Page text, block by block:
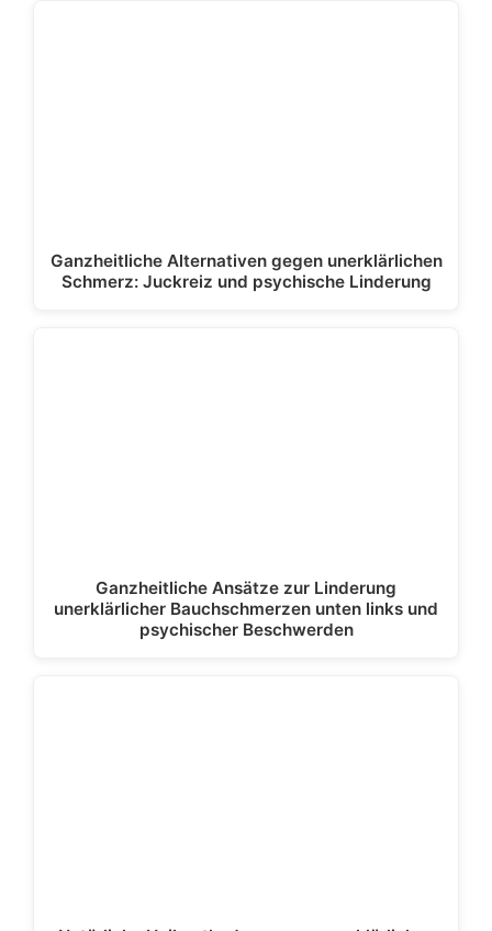
Ganzheitliche Alternativen gegen unerklärlichen
Schmerz: Juckreiz und psychische Linderung
Ganzheitliche Ansätze zur Linderung
unerklärlicher Bauchschmerzen unten links und
psychischer Beschwerden